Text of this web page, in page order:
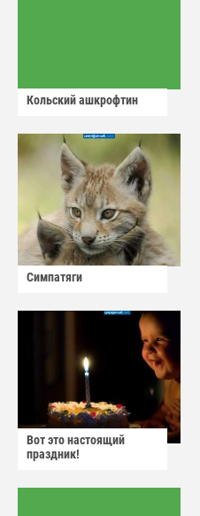
Кольский ашкрофтин
Симпатяги
Вот это настоящий
праздник!